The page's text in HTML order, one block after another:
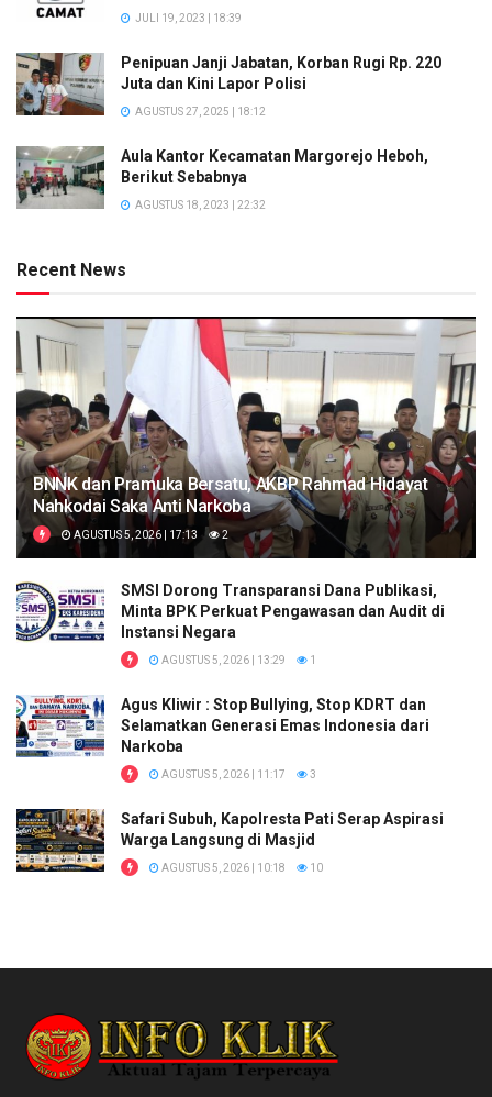
JULI 19, 2023 | 18:39
Penipuan Janji Jabatan, Korban Rugi Rp. 220
Juta dan Kini Lapor Polisi
AGUSTUS 27, 2025 | 18:12
Aula Kantor Kecamatan Margorejo Heboh,
Berikut Sebabnya
AGUSTUS 18, 2023 | 22:32
Recent News
BNNK dan Pramuka Bersatu, AKBP Rahmad Hidayat
Nahkodai Saka Anti Narkoba
AGUSTUS 5, 2026 | 17:13 2
SMSI Dorong Transparansi Dana Publikasi,
Minta BPK Perkuat Pengawasan dan Audit di
Instansi Negara
AGUSTUS 5, 2026 | 13:29 1
Agus Kliwir : Stop Bullying, Stop KDRT dan
Selamatkan Generasi Emas Indonesia dari
Narkoba
AGUSTUS 5, 2026 | 11:17 3
Safari Subuh, Kapolresta Pati Serap Aspirasi
Warga Langsung di Masjid
AGUSTUS 5, 2026 | 10:18 10